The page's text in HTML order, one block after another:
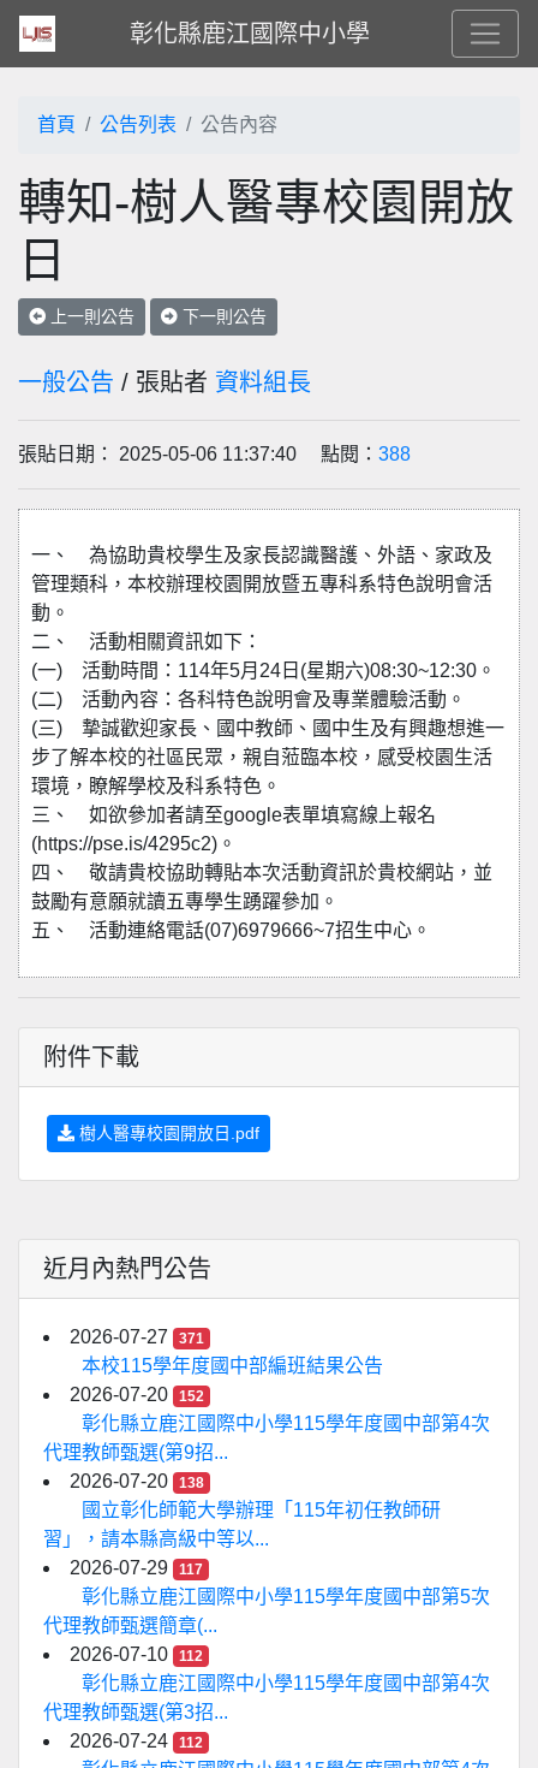
彰化縣鹿江國際中小學
首頁 公告列表 公告內容
轉知-樹人醫專校園開放
日
上一則公告 下一則公告
一般公告 / 張貼者 資料組長
張貼日期： 2025-05-06 11:37:40 點閱： 388
一、 為協助貴校學生及家長認識醫護、外語、家政及
管理類科，本校辦理校園開放暨五專科系特色說明會活
動。
二、 活動相關資訊如下：
(一) 活動時間：114年5月24日(星期六)08:30~12:30。
(二) 活動內容：各科特色說明會及專業體驗活動。
(三) 摯誠歡迎家長、國中教師、國中生及有興趣想進一
步了解本校的社區民眾，親自蒞臨本校，感受校園生活
環境，瞭解學校及科系特色。
三、 如欲參加者請至google表單填寫線上報名
(https://pse.is/4295c2)。
四、 敬請貴校協助轉貼本次活動資訊於貴校網站，並
鼓勵有意願就讀五專學生踴躍參加。
五、 活動連絡電話(07)6979666~7招生中心。
附件下載
樹人醫專校園開放日.pdf
近月內熱門公告
2026-07-27 371
本校115學年度國中部編班結果公告
2026-07-20
152
彰化縣立鹿江國際中小學115學年度國中部第4次
代理教師甄選(第9招...
2026-07-20
138
國立彰化師範大學辦理「115年初任教師研
習」，請本縣高級中等以...
2026-07-29
117
彰化縣立鹿江國際中小學115學年度國中部第5次
代理教師甄選簡章(...
2026-07-10
112
彰化縣立鹿江國際中小學115學年度國中部第4次
代理教師甄選(第3招...
2026-07-24
112